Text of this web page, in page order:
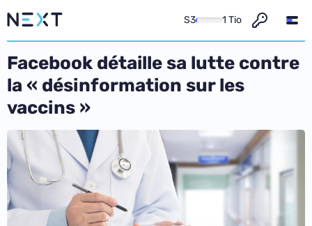
S3 1 Tio
Facebook détaille sa lutte contre
la « désinformation sur les
vaccins »